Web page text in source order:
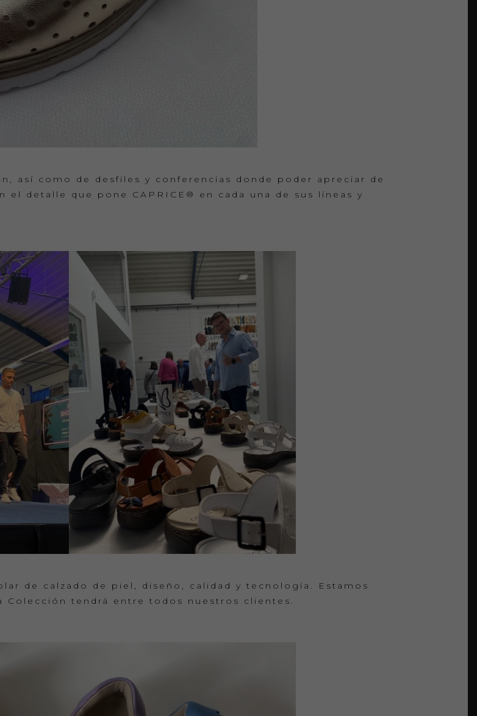
así como de desfiles y conferencias donde poder apreciar de
detalle que pone CAPRICE® en cada una de sus líneas y
de calzado de piel, diseño, calidad y tecnología. Estamos
Colección tendrá entre todos nuestros clientes.